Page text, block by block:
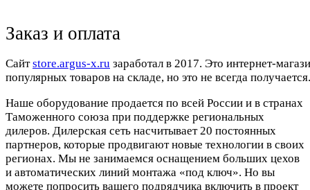
Заказ и оплата
Cайтstore.argus-x.ru заработал в 2017. Это интернет-
популярных товаров на складе, но это не всегда
Наше оборудование продается по всей России и в странах
Таможенного союза при поддержке региональных
дилеров. Дилерская сеть насчитывает 20 постоянных
партнеров, которые продвигают новые технологии в своих
регионах. Мы не занимаемся оснащением больших цехов
и автоматических линий монтажа «под ключ». Но вы
можете попросить вашего подрядчика включить в проект